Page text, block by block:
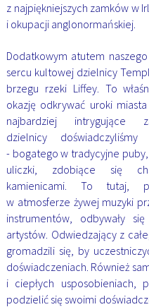
z najpiękniejszych zamków w
i okupacji anglonormańskiej.
Dodatkowym atutem
sercu kultowej dzielnicy
brzegu rzeki Liffey. To
okazję odkrywać uroki
najbardziej
dzielnicy
- bogatego w tradycyjne
uliczki, zdobiące się
kamienicami. To tutaj,
w atmosferze żywej muzyki
instrumentów, odbywały
artystów. Odwiedzający z
gromadzili się, by
doświadczeniach. Również
i ciepłych usposobieniach,
podzielić się swoimi